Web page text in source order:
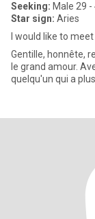
Seeking: Male 29 -
Star sign: Aries
I would like to
Gentille, honnête,
le grand amour.
quelqu'un qui a